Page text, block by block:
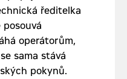
ředitelka
operátorům,
sama stává
pokynů.